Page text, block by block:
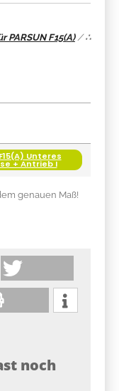
PARSUN F15(A)/∴
Unteres
+ Antrieb I
genauen Maß!
noch